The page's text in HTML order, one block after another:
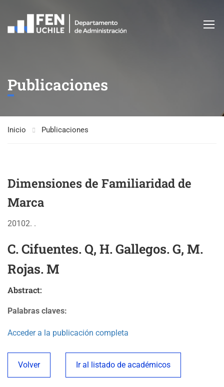
Publicaciones
Inicio Publicaciones
Dimensiones de Familiaridad de
Marca
20102. .
C. Cifuentes. Q, H. Gallegos. G, M.
Rojas. M
Abstract:
Palabras claves:
Acceder a la publicación completa
Volver Ir al listado de académicos